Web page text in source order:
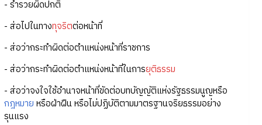
- ร่ำรวยผิดปกติ
- ส่อไปในทางทุจริตต่อหน้าที่
- ส่อว่ากระทำผิดต่อตำแหน่งหน้าที่ราชการ
- ส่อว่ากระทำผิดต่อตำแหน่งหน้าที่ในการยุติธรรม
- ส่อว่าจงใจใช้อำนาจหน้าที่ขัดต่อบทบัญญัติแห่งรัฐธรรมนูญหรือ
กฎหมาย หรือฝ่าฝืน หรือไม่ปฏิบัติตามมาตรฐานจริยธรรมอย่าง
รุนแรง